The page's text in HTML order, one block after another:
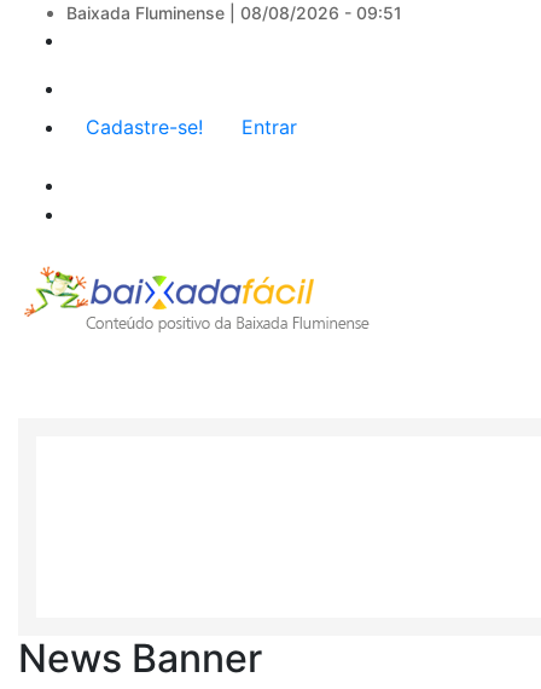
Baixada Fluminense | 08/08/2026 - 09:51
Menu
de
usuário
Cadastre-se! Entrar
News Banner